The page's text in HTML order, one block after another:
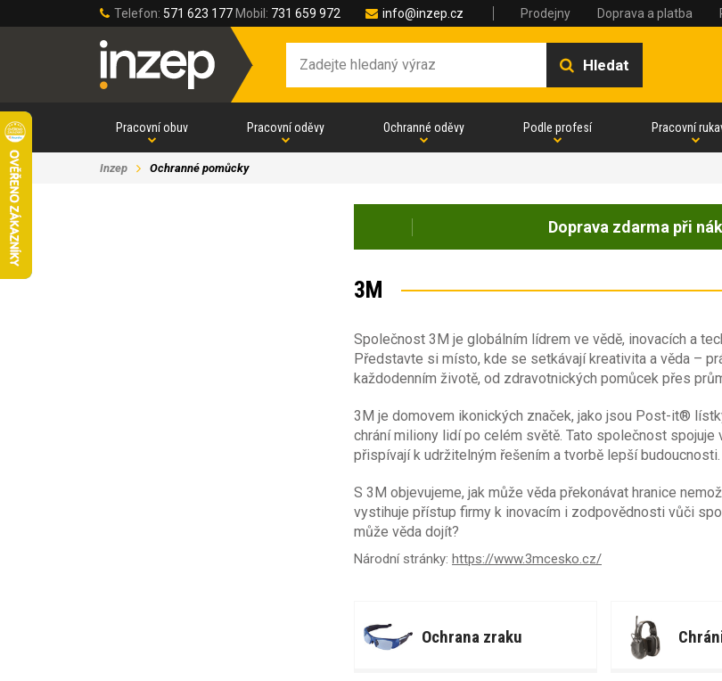
Telefon: 571 623 177 Mobil: 731 659 972 info@inzep.cz Prodejny Doprava a platba
Hledat
Pracovní obuv Pracovní oděvy Ochranné oděvy Podle profesí Pracovní
Inzep Ochranné pomůcky
Doprava zdarma při
3M
Společnost 3M je globálním lídrem ve vědě, inovacích a
Představte si místo, kde se setkávají kreativita a věda –
každodenním životě, od zdravotnických pomůcek přes
3M je domovem ikonických značek, jako jsou Post-it®
chrání miliony lidí po celém světě. Tato společnost
přispívají k udržitelným řešením a tvorbě lepší budoucnosti.
S 3M objevujeme, jak může věda překonávat hranice
vystihuje přístup firmy k inovacím i zodpovědnosti vůči
může věda dojít?
Národní stránky: https://www.3mcesko.cz/
Ochrana zraku